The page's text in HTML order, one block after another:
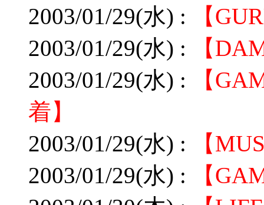
2003/01/29(水) :
【
2003/01/29(水) :
【
2003/01/29(水) :
【
着】
2003/01/29(水) :
【
2003/01/29(水) :
【